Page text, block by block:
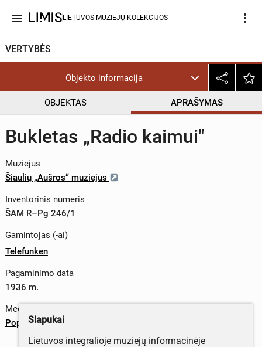
menu LIETUVOS MUZIEJŲ KOLEKCIJOS more_vert
VERTYBĖS
Objekto informacija
OBJEKTAS APRAŠYMAS
Bukletas „Radio kaimui"
Muziejus
Šiaulių „Aušros“ muziejus
Inventorinis numeris
ŠAM R–Pg 246/1
Gamintojas (-ai)
Telefunken
Pagaminimo data
1936 m.
Medžiagos
PopieriusSlapukai
Lietuvos integralioje muziejų informacinėje